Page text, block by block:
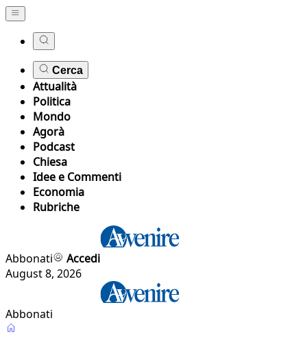
Cerca
Attualità
Politica
Mondo
Agorà
Podcast
Chiesa
Idee e Commenti
Economia
Rubriche
Abbonati
Accedi
August 8, 2026
Abbonati